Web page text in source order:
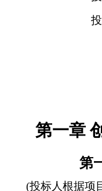
第一章
第
(投标人根据项